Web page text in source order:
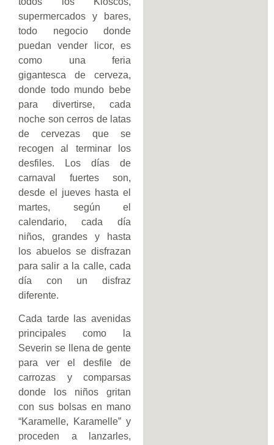
supermercados y bares,
todo negocio donde
puedan vender licor, es
como una feria
gigantesca de cerveza,
donde todo mundo bebe
para divertirse, cada
noche son cerros de latas
de cervezas que se
recogen al terminar los
desfiles. Los días de
carnaval fuertes son,
desde el jueves hasta el
martes, según el
calendario, cada día
niños, grandes y hasta
los abuelos se disfrazan
para salir a la calle, cada
día con un disfraz
diferente.
Cada tarde las avenidas
principales como la
Severin se llena de gente
para ver el desfile de
carrozas y comparsas
donde los niños gritan
con sus bolsas en mano
“Karamelle, Karamelle” y
proceden a lanzarles,